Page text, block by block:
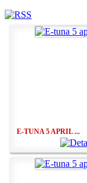
E-TUNA 5 APRIL ...